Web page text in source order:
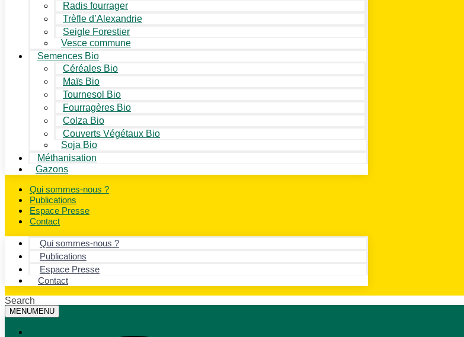
Radis fourrager
Trèfle d’Alexandrie
Seigle Forestier
Vesce commune
Semences Bio
Céréales Bio
Maïs Bio
Tournesol Bio
Fourragères Bio
Colza Bio
Couverts Végétaux Bio
Soja Bio
Méthanisation
Gazons
Qui sommes-nous ?
Publications
Espace Presse
Contact
Qui sommes-nous ?
Publications
Espace Presse
Contact
Search
MENUMENU